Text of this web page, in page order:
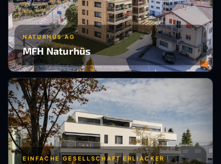
NATURHÜS AG
MFH Naturhüs
EINFACHE GESELLSCHAFT ERLIACKER